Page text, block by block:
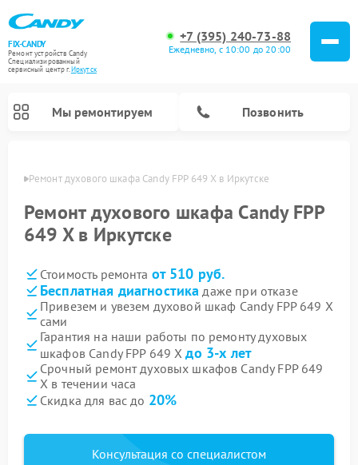
FIX-CANDY
Ремонт устройств Candy
Специализированный
cервисный центр г.Иркутск
+7 (395) 240-73-88
Ежедневно, с 10:00 до 20:00
Мы ремонтируем Позвонить
Ремонт духового шкафа Candy FPP 649 X в Иркутске
Ремонт духового шкафа Candy FPP
649 X в Иркутске
Стоимость ремонта от 510 руб.
Бесплатная диагностика даже при отказе
Привезем и увезем духовой шкаф Candy FPP 649 X
сами
Гарантия на наши работы по ремонту духовых
шкафов Candy FPP 649 Xдо 3-х лет
Срочный ремонт духовых шкафов Candy FPP 649
X в течении часа
Скидка для вас до 20%
Консультация со специалистом